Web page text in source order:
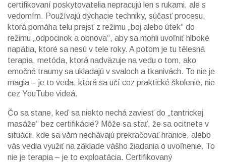
certifikovaní poskytovatelia nepracujú len s rukami, ale s
vedomím. Používajú dýchacie techniky, súčasť procesu,
ktorá pomáha telu prejsť z režimu „boj alebo útek“ do
režimu „odpocinok a obnova“, aby sa mohli uvoľniť hlboké
napätia, ktoré sa nesú v tele roky. A potom je tu tělesná
terapia, metóda, ktorá nadväzuje na vedu o tom, ako
emočné traumy sa ukladajú v svaloch a tkanivách. To nie je
magia – je to veda, ktorá sa učí cez praktické školenie, nie
cez YouTube videá.
Čo sa stane, keď sa niekto nechá zaviesť do „tantrickej
masáže“ bez certifikácie? Môže sa stať, že sa ocitnete v
situácii, kde sa vám nechávajú prekračovať hranice, alebo
vás vedia využiť na základe vášho žiadania o uvoľnenie. To
nie je terapia – je to exploatácia. Certifikovaný